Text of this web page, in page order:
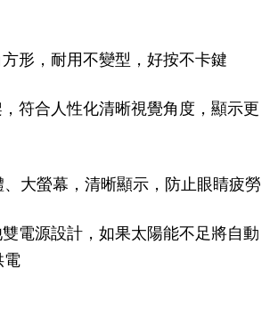
形，耐用不變型，好按不卡鍵
符合人性化清晰視覺角度，顯示更
大螢幕，清晰顯示，防止眼睛疲勞
電源設計，如果太陽能不足將自動
電